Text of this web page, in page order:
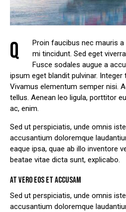
Q
Proin faucibus nec mauris
mi tincidunt. Sed eget
Fusce sodales augue a
ipsum eget blandit pulvinar. Integer
Vivamus elementum semper nisi.
tellus. Aenean leo ligula, porttitor
ac, enim.
Sed ut perspiciatis, unde omnis
accusantium doloremque
eaque ipsa, quae ab illo inventore
beatae vitae dicta sunt, explicabo.
AT VERO EOS ET ACCUSAM
Sed ut perspiciatis, unde omnis
accusantium doloremque